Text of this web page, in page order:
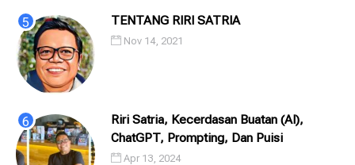
TENTANG RIRI SATRIA
Nov 14, 2021
Riri Satria, Kecerdasan Buatan (AI),
ChatGPT, Prompting, Dan Puisi
Apr 13, 2024